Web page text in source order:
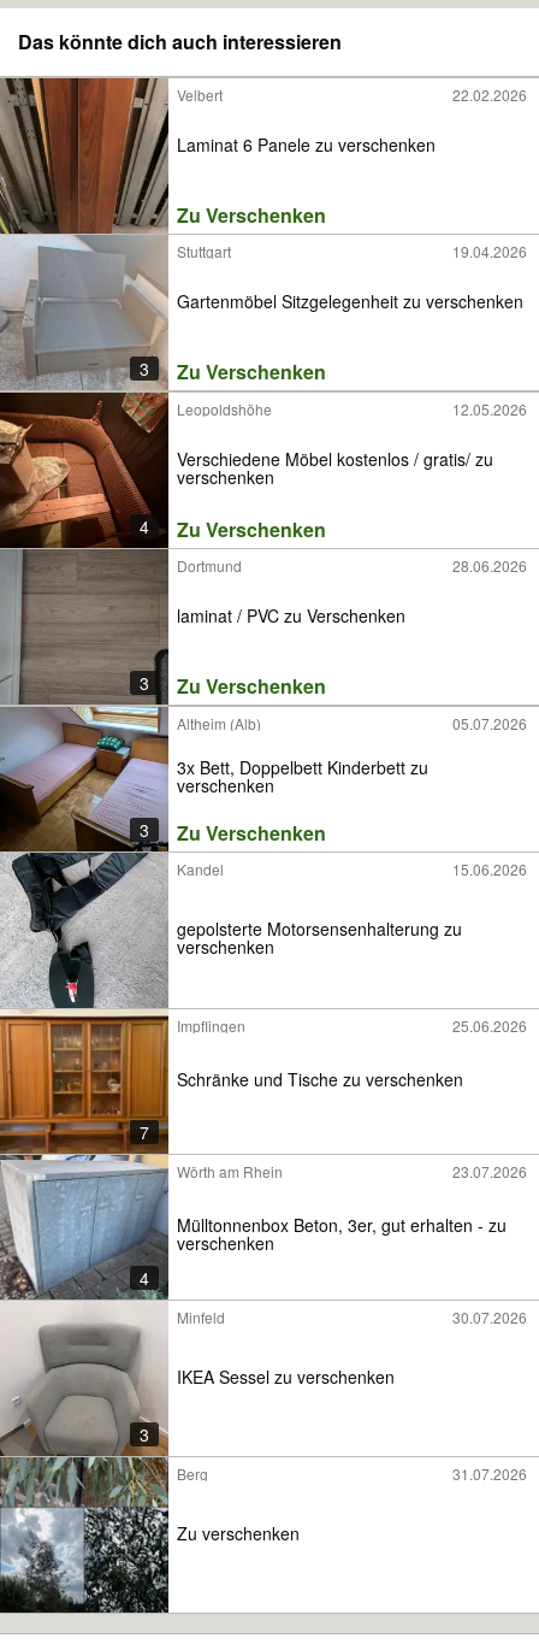
Das könnte dich auch interessieren
Velbert 22.02.2026
Laminat 6 Panele zu verschenken
Zu Verschenken
3
Stuttgart 19.04.2026
Gartenmöbel Sitzgelegenheit zu verschenken
Zu Verschenken
4
Leopoldshöhe 12.05.2026
Verschiedene Möbel kostenlos / gratis/ zu
verschenken
Zu Verschenken
3
Dortmund 28.06.2026
laminat / PVC zu Verschenken
Zu Verschenken
3
Altheim (Alb) 05.07.2026
3x Bett, Doppelbett Kinderbett zu
verschenken
Zu Verschenken
Kandel 15.06.2026
gepolsterte Motorsensenhalterung zu
verschenken
7
Impflingen 25.06.2026
Schränke und Tische zu verschenken
4
Wörth am Rhein 23.07.2026
Mülltonnenbox Beton, 3er, gut erhalten - zu
verschenken
3
Minfeld 30.07.2026
IKEA Sessel zu verschenken
Berg 31.07.2026
Zu verschenken